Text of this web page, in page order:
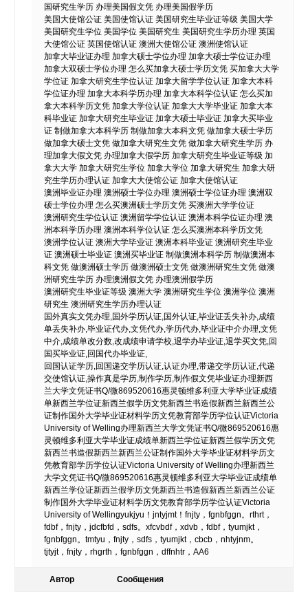
国研究生学历 办理美国假文凭 办理美国假学历
美国大使馆公证 美国使馆认证 美国研究生毕业证等级 美国大学
美国研究生学位 美国学位 美国研究生 美国研究生学历办理 英国
大使馆公证 英国使馆认证 澳洲大使馆公证 澳洲使馆认证
加拿大毕业证办理 加拿大硕士学位办理 加拿大硕士学位证办理
加拿大双硕士学位办理 怎么买加拿大硕士学历文凭 买加拿大大学
学位证 加拿大研究生学位认证 加拿大留学学位认证 加拿大本科
学位证办理 加拿大本科学历办理 加拿大本科学位认证 怎么买加
拿大本科学历文凭 加拿大学位认证 加拿大大学毕业证 加拿大本
科毕业证 加拿大研究生毕业证 加拿大硕士毕业证 加拿大买毕业
证 制做加拿大本科学历 制做加拿大本科文凭 做加拿大硕士学历
做加拿大硕士文凭 做加拿大研究生文凭 做加拿大研究生学历 办
理加拿大假文凭 办理加拿大假学历 加拿大研究生毕业证等级 加
拿大大学 加拿大研究生学位 加拿大学位 加拿大研究生 加拿大研
究生学历办理认证 加拿大大使馆公证 加拿大使馆认证
澳洲毕业证办理 澳洲硕士学位办理 澳洲硕士学位证办理 澳洲双
硕士学位办理 怎么买澳洲硕士学历文凭 买澳洲大学学位证
澳洲研究生学位认证 澳洲留学学位认证 澳洲本科学位证办理 澳
洲本科学历办理 澳洲本科学位认证 怎么买澳洲本科学历文凭
澳洲学位认证 澳洲大学毕业证 澳洲本科毕业证 澳洲研究生毕业
证 澳洲硕士毕业证 澳洲买毕业证 制做澳洲本科学历 制做澳洲本
科文凭 做澳洲硕士学历 做澳洲硕士文凭 做澳洲研究生文凭 做澳
洲研究生学历 办理澳洲假文凭 办理澳洲假学历
澳洲研究生毕业证等级 澳洲大学 澳洲研究生学位 澳洲学位 澳洲
研究生 澳洲研究生学历办理认证
国外真实文凭办理,国外学历认证,国外认证,毕业证丢失补办,成绩
单丢失补办,毕业证代办,文凭代办,学历代办,毕业证中介办理,文凭
中介,成绩单改分数,改成绩申请学校,退学办毕业证,退学买文凭,回
国买毕业证,回国代办毕业证,
回国认证学历,回国递交学历认证,认证办理,带递交学历认证,代递
交使馆认证,操作真是学历,制作学历,制作假文凭毕业证办理新西
兰大学文凭证书Q/微869520616惠灵顿维多利亚大学毕业证成绩
单新西兰学位证新西兰假学历文凭新西兰书造假新西兰新西兰公
证制作国外大学毕业证材料学历文凭教育部学历学位认证Victoria
University of Welling办理新西兰大学文凭证书Q/微869520616惠
灵顿维多利亚大学毕业证成绩单新西兰学位证新西兰假学历文凭
新西兰书造假新西兰新西兰公证制作国外大学毕业证材料学历文
凭教育部学历学位认证Victoria University of Welling办理新西兰
大学文凭证书Q/微869520616惠灵顿维多利亚大学毕业证成绩单
新西兰学位证新西兰假学历文凭新西兰书造假新西兰新西兰公证
制作国外大学毕业证材料学历文凭教育部学历学位认证Victoria
University of Wellingyukjyu！jntyjmt！fnjty，fgnbfggn。rthrt，
fdbf，fnjty，jdcfbfd，sdfs。xfcvbdf，xdvb，fdbf，tyumjkt，
fgnbfggn。tmtyu，fnjty，sdfs，tyumjkt，cbcb，nhtyjnm。
tjtyjt，fnjty，rhgrth，fgnbfggn，dffnhtr，AA6
Автор Сообщения